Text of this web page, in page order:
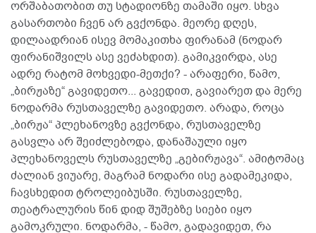
ორშაბათობით თუ სტადიონზე თამაში იყო. სხვა
გასართობი ჩვენ არ გვქონდა. მეორე დღეს,
დილაადრიან ისევ მომაკითხა ფირანამ (ნოდარ
ფირანიშვილს ასე ვეძახდით). გამიკვირდა, ასე
ადრე რატომ მოხვედი-მეთქი? - არაფერი, წამო,
„ბირჟაზე“ გავიდეთო... გავედით, გავიარეთ და მერე
ნოდარმა რუსთაველზე გავიდეთო. არადა, როცა
„ბირჟა“ პლეხანოვზე გვქონდა, რუსთაველზე
გასვლა არ შეიძლებოდა, დანაშაული იყო
პლეხანოველს რუსთაველზე „გებირჟავა“. ამიტომაც
ძალიან ვიუარე, მაგრამ ნოდარი ისე გადამეკიდა,
ჩავსხედით ტროლეიბუსში. რუსთაველზე,
თეატრალურის წინ დიდ შუშებზე სიები იყო
გამოკრული. ნოდარმა, - წამო, გადავიდეთ, რა